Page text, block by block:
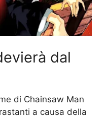
dal
di Chainsaw Man
a causa della